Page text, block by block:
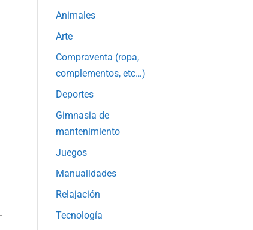
Animales
Arte
Compraventa (ropa,
complementos, etc…)
Deportes
Gimnasia de
mantenimiento
Juegos
Manualidades
Relajación
Tecnología